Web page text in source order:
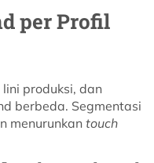
per Profil
produksi, dan
berbeda. Segmentasi
menurunkan touch